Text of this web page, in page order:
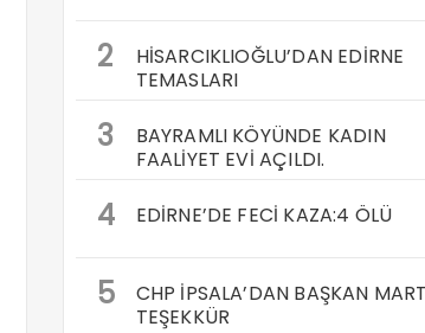
2
HİSARCIKLIOĞLU’DAN EDİRNE
TEMASLARI
3
BAYRAMLI KÖYÜNDE KADIN
FAALİYET EVİ AÇILDI.
4 EDİRNE’DE FECİ KAZA:4 ÖLÜ
5
CHP İPSALA’DAN BAŞKAN
TEŞEKKÜR